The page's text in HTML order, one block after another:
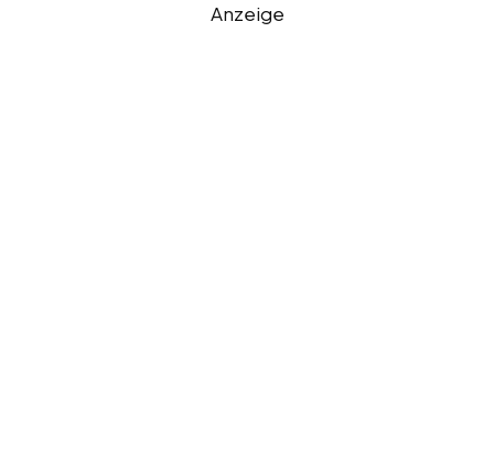
Anzeige